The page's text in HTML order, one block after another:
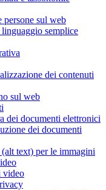
persone sul web
semplice
dei contenuti
sul web
dei documenti elettronici
dei documenti
text) per le immagini
video